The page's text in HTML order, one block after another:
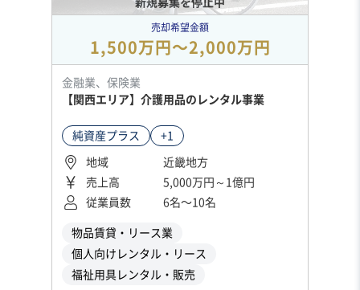
売却希望金額
1,500万円〜2,000万円
金融業、保険業
【関西エリア】介護用品のレンタル事業
純資産プラス +1
地域
近畿地方
売上高
5,000万円～1億円
従業員数
6名〜10名
物品賃貸・リース業
個人向けレンタル・リース
福祉用具レンタル・販売